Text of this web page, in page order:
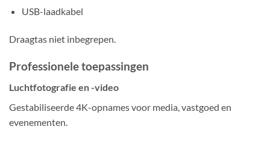
USB-laadkabel
Draagtas niet inbegrepen.
Professionele toepassingen
Luchtfotografie en -video
Gestabiliseerde 4K-opnames voor media, vastgoed en
evenementen.